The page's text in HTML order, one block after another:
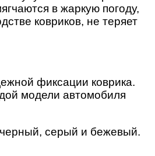
в жаркую погоду,
ковриков, не теряет
фиксации коврика.
модели автомобиля
черный, серый и бежевый.